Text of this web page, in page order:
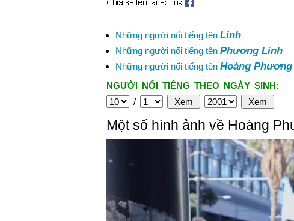
Những người nổi tiếng tên Linh
Những người nổi tiếng tên Phương Linh
Những người nổi tiếng tên Hoàng
NGƯỜI NỔI TIẾNG THEO NGÀY SINH:
/
Một số hình ảnh về Hoàng